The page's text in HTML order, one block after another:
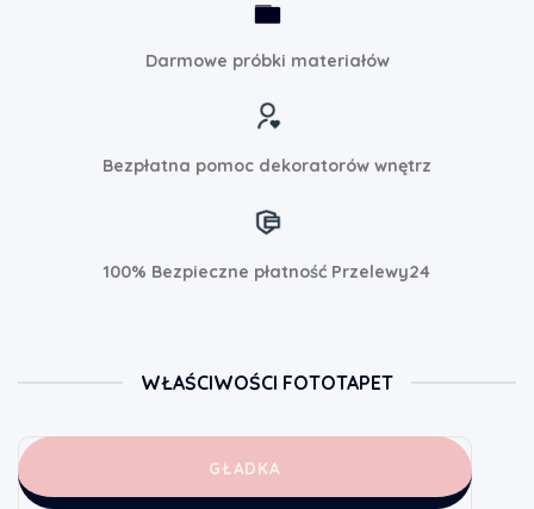
Darmowe próbki materiałów
Bezpłatna pomoc dekoratorów wnętrz
100% Bezpieczne płatność Przelewy24
WŁAŚCIWOŚCI FOTOTAPET
GŁADKA